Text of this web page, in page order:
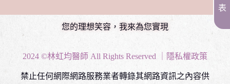
表
您的理想笑容，我來為您實現
2024 ©林虹均醫師 All Rights Reserved ｜隱私權政策
禁止任何網際網路服務業者轉錄其網路資訊之內容供